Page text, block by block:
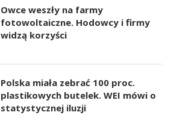
Owce weszły na farmy
fotowoltaiczne. Hodowcy i firmy
widzą korzyści
Polska miała zebrać 100 proc.
plastikowych butelek. WEI mówi o
statystycznej iluzji